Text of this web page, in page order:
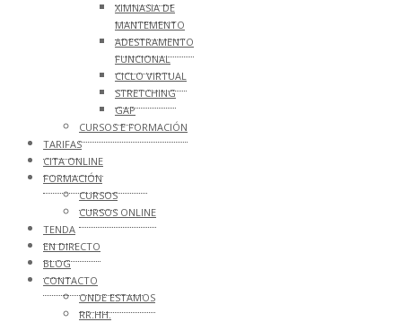
XIMNASIA DE
MANTEMENTO
ADESTRAMENTO
FUNCIONAL
CICLO VIRTUAL
STRETCHING
GAP
CURSOS E FORMACIÓN
TARIFAS
CITA ONLINE
FORMACIÓN
CURSOS
CURSOS ONLINE
TENDA
EN DIRECTO
BLOG
CONTACTO
ONDE ESTAMOS
RR.HH.